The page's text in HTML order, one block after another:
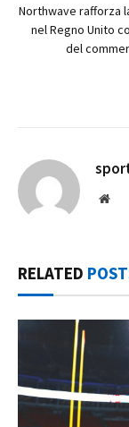
Northwave rafforza
nel Regno Unito
del
RELATED